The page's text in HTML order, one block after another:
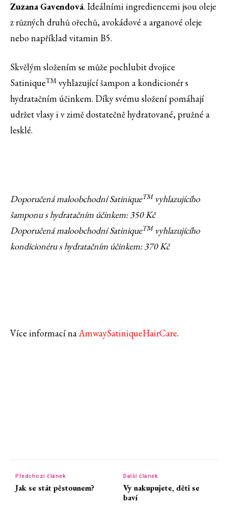
Zuzana Gavendová. Ideálními ingrediencemi jsou oleje
z různých druhů ořechů, avokádové a arganové oleje
nebo například vitamin B5.
Skvělým složením se může pochlubit dvojice
SatiniqueTM vyhlazující šampon a kondicionér s
hydratačním účinkem. Díky svému složení pomáhají
udržet vlasy i v zimě dostatečně hydratované, pružné a
lesklé.
Doporučená maloobchodní SatiniqueTMvyhlazujícího
šamponu s hydratačním účinkem: 350 Kč
Doporučená maloobchodní SatiniqueTMvyhlazujícího
kondicionéru s hydratačním účinkem: 370 Kč
Více informací naAmwaySatiniqueHairCare.
Předchozí článek
Jak se stát pěstounem?
Další článek
Vy nakupujete, děti se
baví